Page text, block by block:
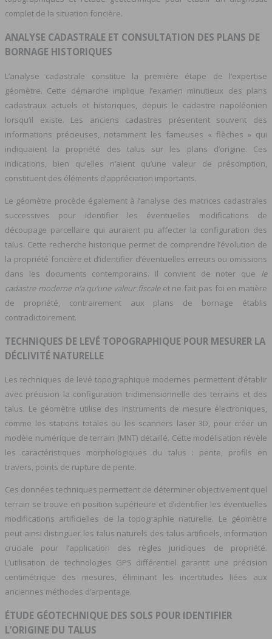
complet de la situation foncière.
ANALYSE CADASTRALE ET CONSULTATION DES PLANS DE
BORNAGE HISTORIQUES
L’analyse cadastrale constitue la première étape de l’expertise
géomètre. Cette démarche implique l’examen minutieux des plans
cadastraux actuels et historiques, depuis le cadastre napoléonien
lorsqu’il existe. Les anciens cadastres présentent souvent des
informations précieuses, notamment les fameuses « flèches » qui
indiquaient la propriété des talus sur les plans d’origine. Ces
indications, bien qu’elles n’aient qu’une valeur de présomption,
constituent des éléments d’appréciation importants.
Le géomètre procède également à l’analyse des matrices cadastrales
successives pour identifier les éventuelles modifications de
découpage parcellaire qui auraient pu affecter la configuration des
talus. Cette recherche historique permet de comprendre l’évolution de
la propriété foncière et d’identifier d’éventuelles erreurs ou omissions
dans les documents contemporains. Il convient de noter que le
cadastre moderne n’a qu’une valeur fiscale et ne fait pas foi en matière
de propriété, contrairement aux plans de bornage établis
contradictoirement.
TECHNIQUES DE LEVÉ TOPOGRAPHIQUE POUR MESURER LA
DÉCLIVITÉ NATURELLE
Les techniques de levé topographique modernes permettent d’établir
avec précision la configuration tridimensionnelle des terrains et des
talus. Le géomètre utilise des instruments de mesure électroniques,
comme les stations totales ou les scanners laser 3D, pour créer un
modèle numérique de terrain (MNT) détaillé. Cette modélisation révèle
les caractéristiques morphologiques du talus : pente, profils en
travers, points de rupture de pente.
Ces données techniques permettent de déterminer objectivement quel
terrain se trouve en position supérieure et d’identifier les éventuelles
modifications artificielles de la topographie naturelle. Le géomètre
peut ainsi distinguer les talus naturels des talus artificiels, information
cruciale pour l’application des règles juridiques de propriété.
L’utilisation de technologies GPS différentiel garantit une précision
centimétrique des mesures, éliminant les incertitudes liées aux
anciennes méthodes d’arpentage.
ÉTUDE GÉOTECHNIQUE DES SOLS POUR IDENTIFIER
L’ORIGINE DU TALUS